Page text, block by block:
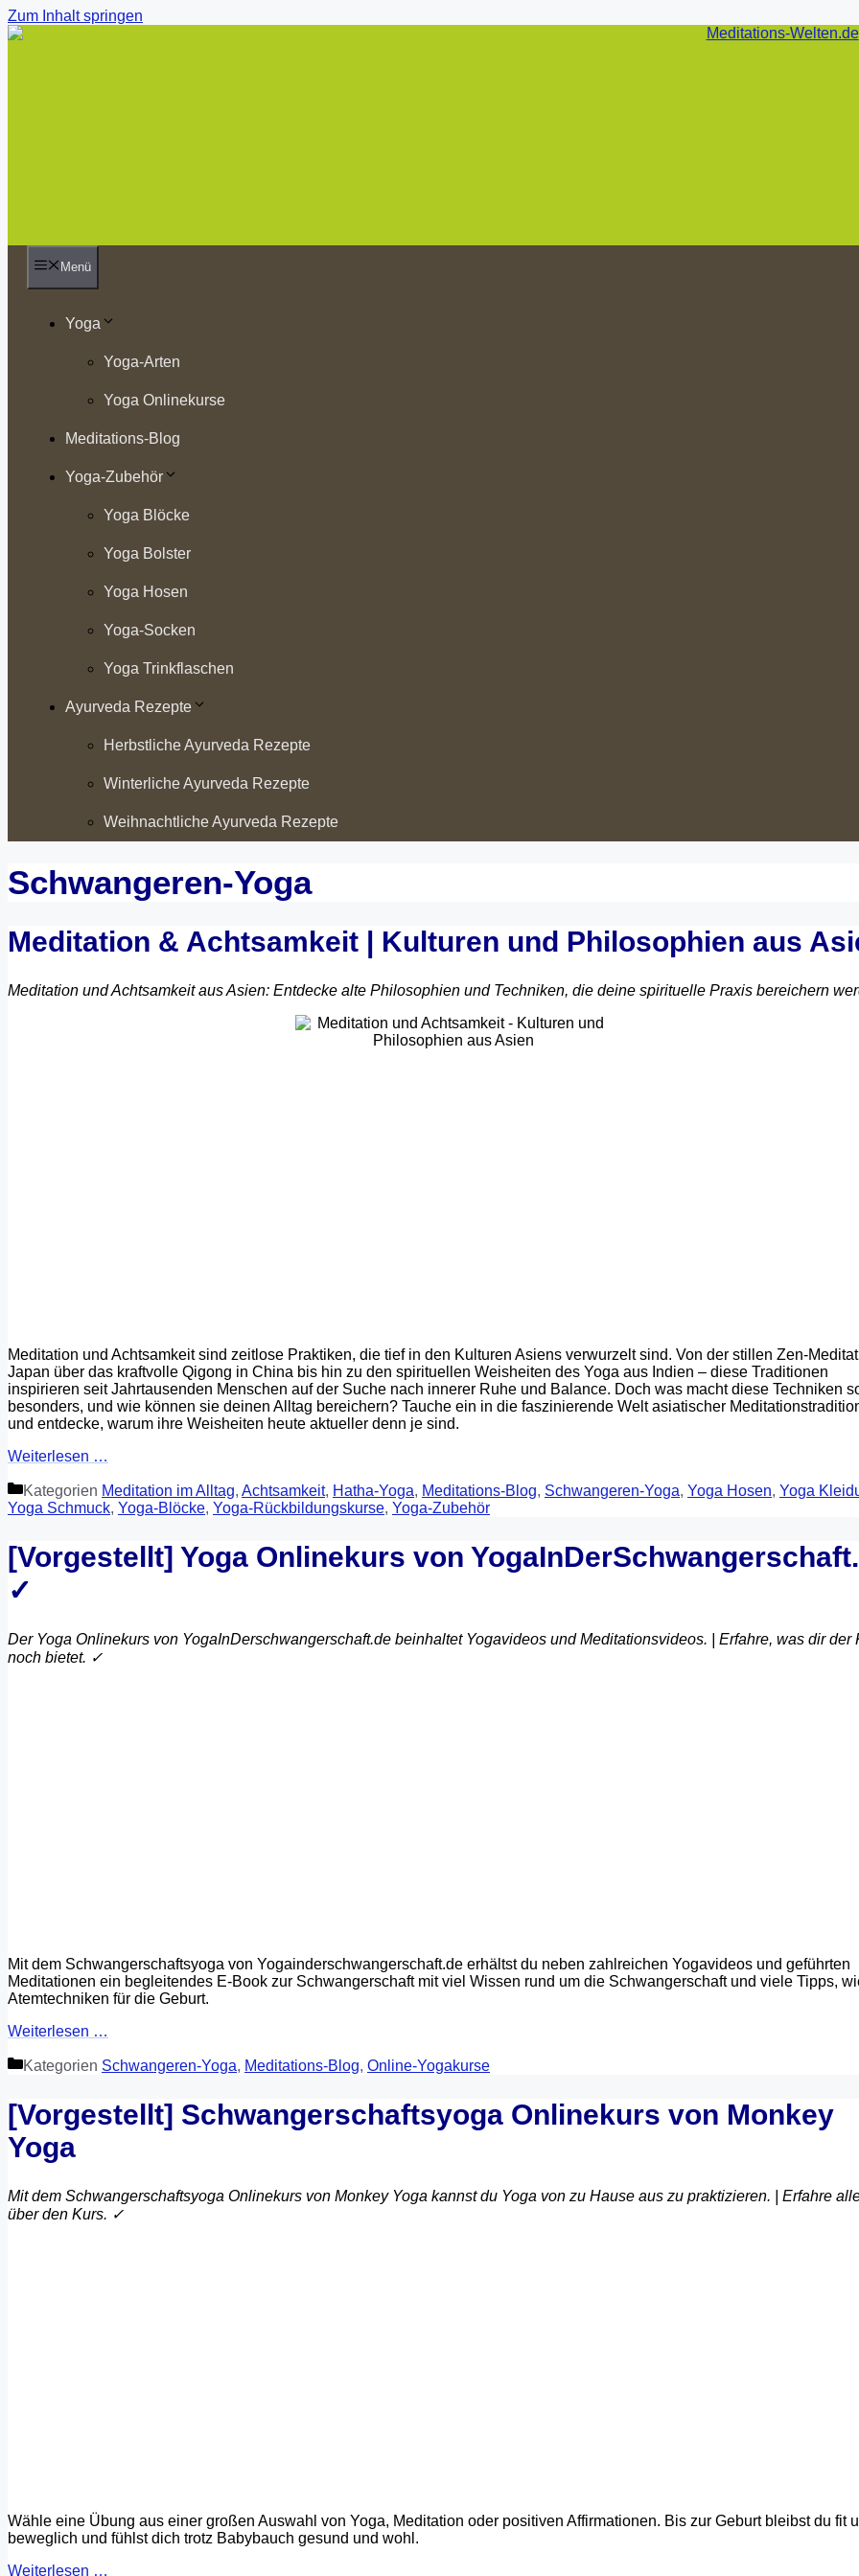
Zum Inhalt springen
Menü
Yoga
Yoga-Arten
Yoga Onlinekurse
Meditations-Blog
Yoga-Zubehör
Yoga Blöcke
Yoga Bolster
Yoga Hosen
Yoga-Socken
Yoga Trinkflaschen
Ayurveda Rezepte
Herbstliche Ayurveda Rezepte
Winterliche Ayurveda Rezepte
Weihnachtliche Ayurveda Rezepte
Schwangeren-Yoga
Meditation & Achtsamkeit | Kulturen und Philosophien aus
Meditation und Achtsamkeit aus Asien: Entdecke alte Philosophien und Techniken, die deine spirituelle Praxis bereichern
Meditation und Achtsamkeit sind zeitlose Praktiken, die tief in den Kulturen Asiens verwurzelt sind. Von der stillen Zen-
Japan über das kraftvolle Qigong in China bis hin zu den spirituellen Weisheiten des Yoga aus Indien – diese Traditionen
inspirieren seit Jahrtausenden Menschen auf der Suche nach innerer Ruhe und Balance. Doch was macht diese Techniken
besonders, und wie können sie deinen Alltag bereichern? Tauche ein in die faszinierende Welt asiatischer
und entdecke, warum ihre Weisheiten heute aktueller denn je sind.
Weiterlesen …
Kategorien Meditation im Alltag, Achtsamkeit, Hatha-Yoga, Meditations-Blog, Schwangeren-Yoga, Yoga Hosen, Yoga
Yoga Schmuck, Yoga-Blöcke, Yoga-Rückbildungskurse, Yoga-Zubehör
[Vorgestellt] Yoga Onlinekurs von
✓
Der Yoga Onlinekurs von YogaInDerschwangerschaft.de beinhaltet Yogavideos und Meditationsvideos. | Erfahre, was dir der
noch bietet. ✓
Mit dem Schwangerschaftsyoga von Yogainderschwangerschaft.de erhältst du neben zahlreichen Yogavideos und geführten
Meditationen ein begleitendes E-Book zur Schwangerschaft mit viel Wissen rund um die Schwangerschaft und viele Tipps,
Atemtechniken für die Geburt.
Weiterlesen …
Kategorien Schwangeren-Yoga, Meditations-Blog, Online-Yogakurse
[Vorgestellt] Schwangerschaftsyoga Onlinekurs von Monkey
Yoga
Mit dem Schwangerschaftsyoga Onlinekurs von Monkey Yoga kannst du Yoga von zu Hause aus zu praktizieren. | Erfahre
über den Kurs. ✓
Wähle eine Übung aus einer großen Auswahl von Yoga, Meditation oder positiven Affirmationen. Bis zur Geburt bleibst du fit
beweglich und fühlst dich trotz Babybauch gesund und wohl.
Weiterlesen …